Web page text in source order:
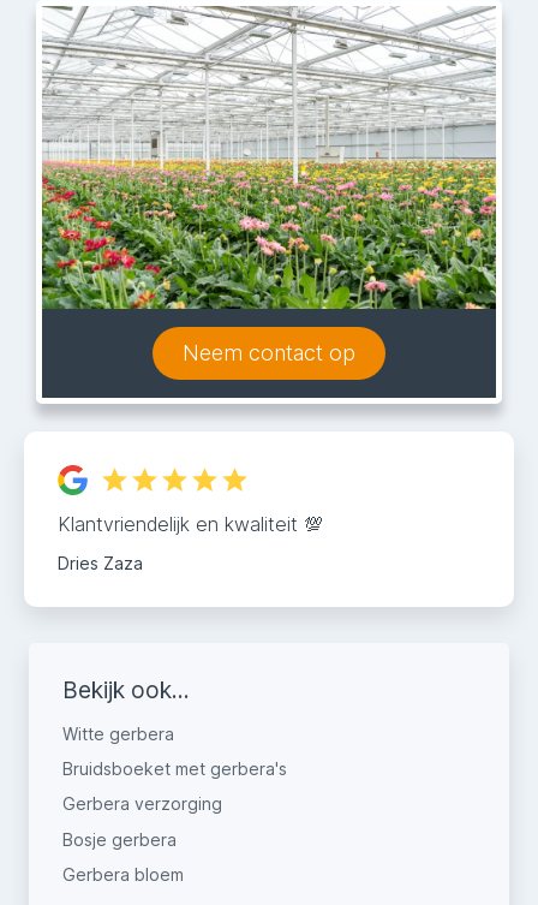
Neem contact op
Klantvriendelijk en kwaliteit 💯
Dries Zaza
Bekijk ook...
Witte gerbera
Bruidsboeket met gerbera's
Gerbera verzorging
Bosje gerbera
Gerbera bloem